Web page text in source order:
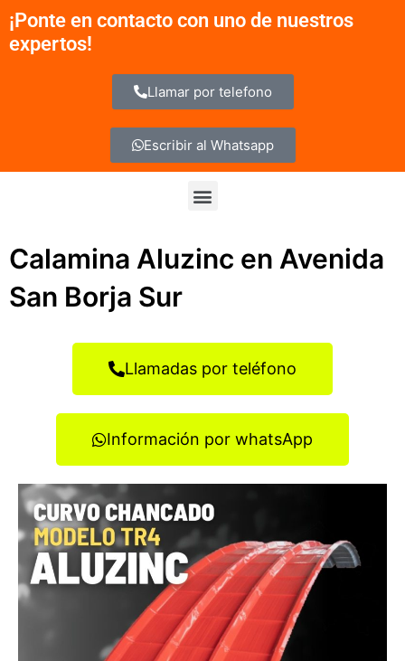
contenido
¡Ponte en contacto con uno de nuestros
expertos!
Llamar por telefono
Escribir al Whatsapp
Menu
Calamina Aluzinc en Avenida
San Borja Sur
Llamadas por teléfono
Información por whatsApp